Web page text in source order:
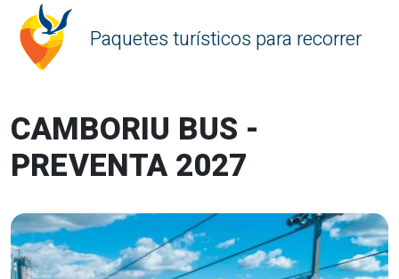
Paquetes turísticos para recorrer
CAMBORIU BUS -
PREVENTA 2027